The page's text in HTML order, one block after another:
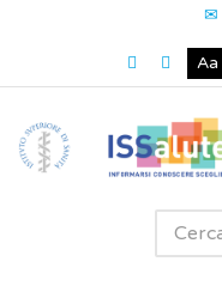
Aa